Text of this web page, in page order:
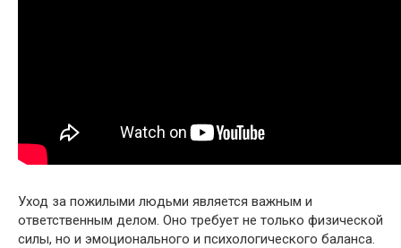
Уход за пожилыми людьми является важным и
ответственным делом. Оно требует не только физической
силы, но и эмоционального и психологического баланса.